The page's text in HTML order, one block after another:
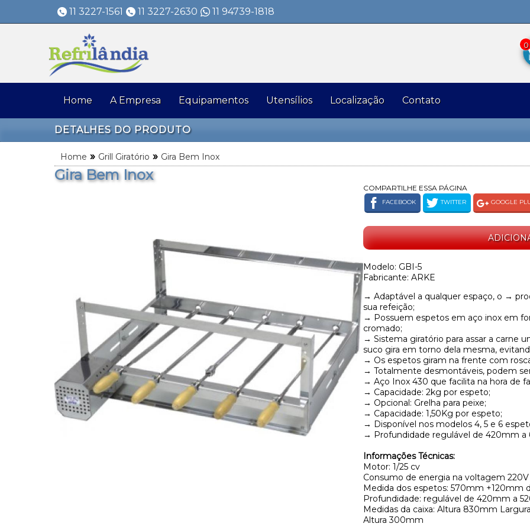
11 3227-1561 11 3227-2630 11 94739-1818
0
Home A Empresa Equipamentos Utensílios Localização Contato
DETALHES DO PRODUTO
Home » Grill Giratório » Gira Bem Inox
Gira Bem Inox
COMPARTILHE ESSA PÁGINA
FACEBOOK TWITTER GOOGLE
Modelo: GBI-5
Fabricante: ARKE
→ Adaptável a qualquer espaço, o →
sua refeição;
→ Possuem espetos em aço inox em
cromado;
→ Sistema giratório para assar a carne
suco gira em torno dela mesma,
→ Os espetos giram na frente com
→ Totalmente desmontáveis, podem
→ Aço Inox 430 que facilita na hora de
→ Capacidade: 2kg por espeto;
→ Opcional: Grelha para peixe;
→ Capacidade: 1,50Kg por espeto;
→ Disponível nos modelos 4, 5 e 6
→ Profundidade regulável de 420mm
Informações Técnicas:
Motor: 1/25 cv
Consumo de energia na voltagem
Medida dos espetos: 570mm +120mm
Profundidade: regulável de 420mm a
Medidas da caixa: Altura 830mm
Altura 300mm